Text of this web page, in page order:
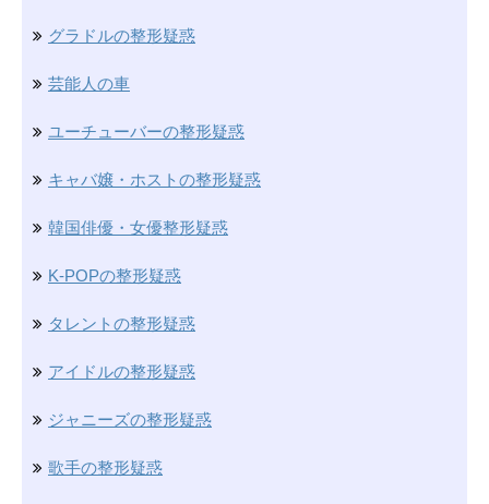
グラドルの整形疑惑
芸能人の車
ユーチューバーの整形疑惑
キャバ嬢・ホストの整形疑惑
韓国俳優・女優整形疑惑
K-POPの整形疑惑
タレントの整形疑惑
アイドルの整形疑惑
ジャニーズの整形疑惑
歌手の整形疑惑